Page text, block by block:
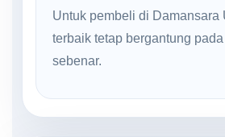
Untuk pembeli di Damansara
terbaik tetap bergantung
sebenar.